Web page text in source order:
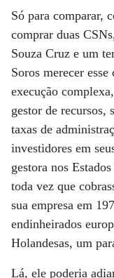
Só para comparar,
comprar duas
Souza Cruz e um
Soros merecer
execução
gestor de recursos,
taxas de
investidores em
gestora nos
toda vez que
sua empresa em
endinheirados
Holandesas, um
Lá, ele poderia